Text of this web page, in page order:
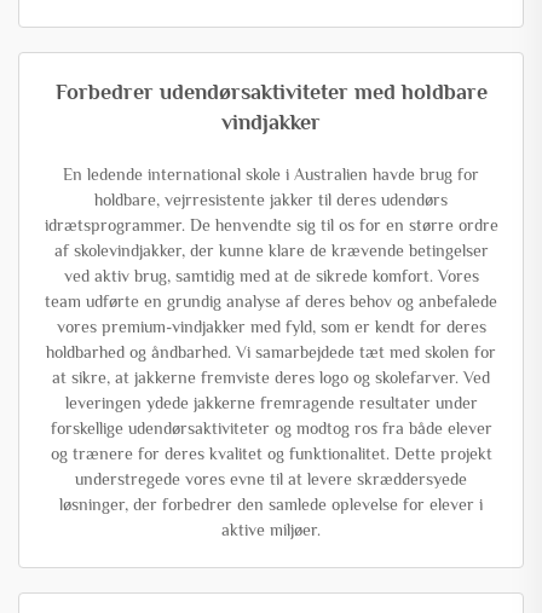
Forbedrer udendørsaktiviteter med holdbare
vindjakker
En ledende international skole i Australien havde brug for
holdbare, vejrresistente jakker til deres udendørs
idrætsprogrammer. De henvendte sig til os for en større ordre
af skolevindjakker, der kunne klare de krævende betingelser
ved aktiv brug, samtidig med at de sikrede komfort. Vores
team udførte en grundig analyse af deres behov og anbefalede
vores premium-vindjakker med fyld, som er kendt for deres
holdbarhed og åndbarhed. Vi samarbejdede tæt med skolen for
at sikre, at jakkerne fremviste deres logo og skolefarver. Ved
leveringen ydede jakkerne fremragende resultater under
forskellige udendørsaktiviteter og modtog ros fra både elever
og trænere for deres kvalitet og funktionalitet. Dette projekt
understregede vores evne til at levere skræddersyede
løsninger, der forbedrer den samlede oplevelse for elever i
aktive miljøer.